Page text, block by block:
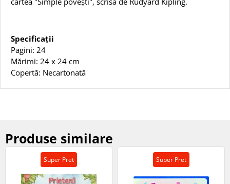
Specificații
Pagini: 24
Mărimi: 24 x 24 cm
Copertă: Necartonată
Produse similare
Super Pret Super Pret